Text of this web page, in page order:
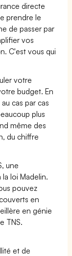
directe
prendre le
de passer par
vos
C'est vous qui
votre
budget. En
cas par cas
plus
même des
du chiffre
une
loi Madelin.
pouvez
en
en génie
TNS.
et de